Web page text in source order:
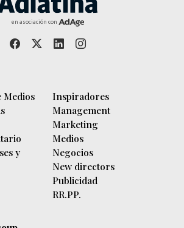
en asociación con
Medios
y
Inspiradores
Management
Marketing
Medios
Negocios
New directors
Publicidad
RR.PP.